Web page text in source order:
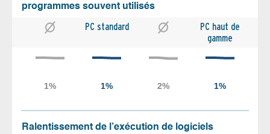
programmes souvent utilisés
PC standard
PC haut de
gamme
Ralentissement de l’exécution de logiciels